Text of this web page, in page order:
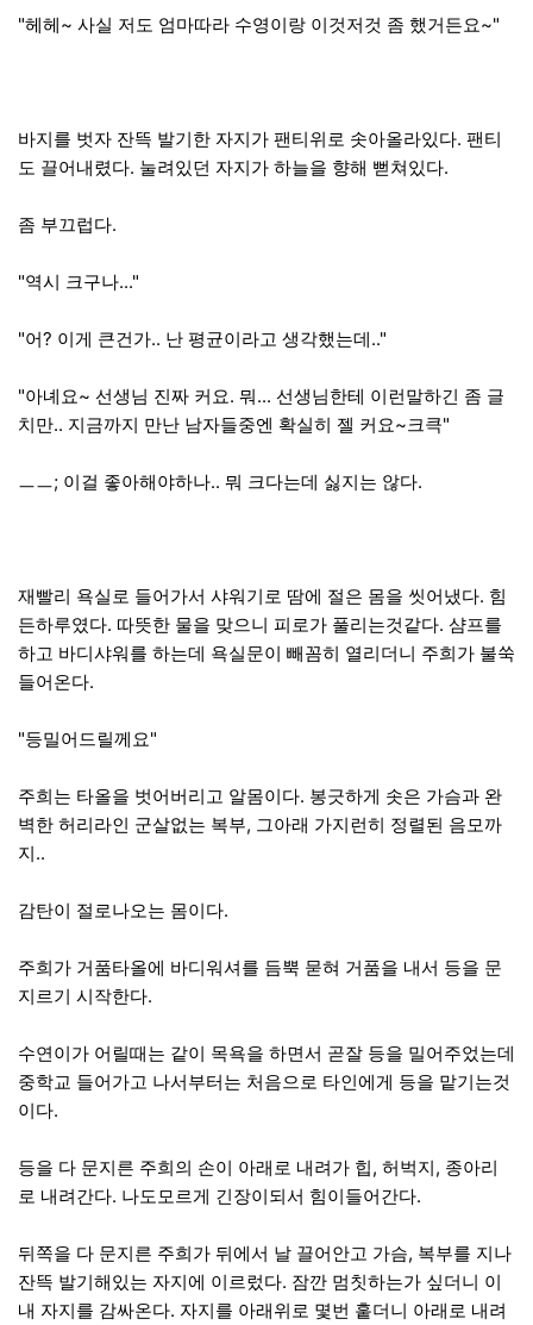
"헤헤~ 사실 저도 엄마따라 수영이랑 이것저것 좀 했거든요~"
바지를 벗자 잔뜩 발기한 자지가 팬티위로 솟아올라있다. 팬티
도 끌어내렸다. 눌려있던 자지가 하늘을 향해 뻗쳐있다.
좀 부끄럽다.
"역시 크구나..."
"어? 이게 큰건가.. 난 평균이라고 생각했는데.."
"아녜요~ 선생님 진짜 커요. 뭐... 선생님한테 이런말하긴 좀 글
치만.. 지금까지 만난 남자들중엔 확실히 젤 커요~크큭"
ㅡㅡ; 이걸 좋아해야하나.. 뭐 크다는데 싫지는 않다.
재빨리 욕실로 들어가서 샤워기로 땀에 절은 몸을 씻어냈다. 힘
든하루였다. 따뜻한 물을 맞으니 피로가 풀리는것같다. 샴프를
하고 바디샤워를 하는데 욕실문이 빼꼼히 열리더니 주희가 불쑥
들어온다.
"등밀어드릴께요"
주희는 타올을 벗어버리고 알몸이다. 봉긋하게 솟은 가슴과 완
벽한 허리라인 군살없는 복부, 그아래 가지런히 정렬된 음모까
지..
감탄이 절로나오는 몸이다.
주희가 거품타올에 바디워셔를 듬뿍 묻혀 거품을 내서 등을 문
지르기 시작한다.
수연이가 어릴때는 같이 목욕을 하면서 곧잘 등을 밀어주었는데
중학교 들어가고 나서부터는 처음으로 타인에게 등을 맡기는것
이다.
등을 다 문지른 주희의 손이 아래로 내려가 힙, 허벅지, 종아리
로 내려간다. 나도모르게 긴장이되서 힘이들어간다.
뒤쪽을 다 문지른 주희가 뒤에서 날 끌어안고 가슴, 복부를 지나
잔뜩 발기해있는 자지에 이르렀다. 잠깐 멈칫하는가 싶더니 이
내 자지를 감싸온다. 자지를 아래위로 몇번 훝더니 아래로 내려